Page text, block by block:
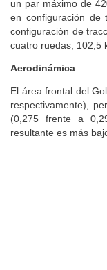
un par máximo de
en configuración de
configuración de
cuatro ruedas, 102,5
Aerodinámica
El área frontal del
respectivamente),
(0,275 frente a
resultante es más